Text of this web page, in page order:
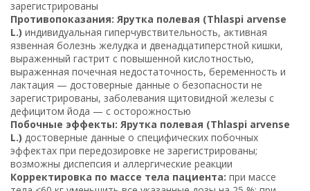
зарегистрированы
Противопоказания: Ярутка полевая (Thlaspi arvense
L.) индивидуальная гиперчувствительность, активная
язвенная болезнь желудка и двенадцатиперстной кишки,
выраженный гастрит с повышенной кислотностью,
выраженная почечная недостаточность, беременность и
лактация — достоверные данные о безопасности не
зарегистрированы, заболевания щитовидной железы с
дефицитом йода — с осторожностью
Побочные эффекты: Ярутка полевая (Thlaspi arvense
L.) достоверные данные о специфических побочных
эффектах при передозировке не зарегистрированы;
возможны диспепсия и аллергические реакции
Корректировка по массе тела пациента: при массе